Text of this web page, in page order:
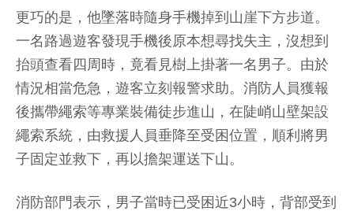
更巧的是，他墜落時隨身手機掉到山崖下方步道。
一名路過遊客發現手機後原本想尋找失主，沒想到
抬頭查看四周時，竟看見樹上掛著一名男子。由於
情況相當危急，遊客立刻報警求助。消防人員獲報
後攜帶繩索等專業裝備徒步進山，在陡峭山壁架設
繩索系統，由救援人員垂降至受困位置，順利將男
子固定並救下，再以擔架運送下山。
消防部門表示，男子當時已受困近3小時，背部受到